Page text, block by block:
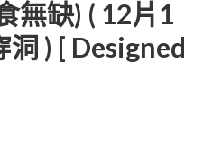
無缺) ( 12片1
) [ Designed